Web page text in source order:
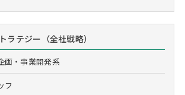
ラテジー（全社戦略）
画・事業開発系
フ